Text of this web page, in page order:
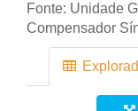
Fonte: Unidade
Compensador